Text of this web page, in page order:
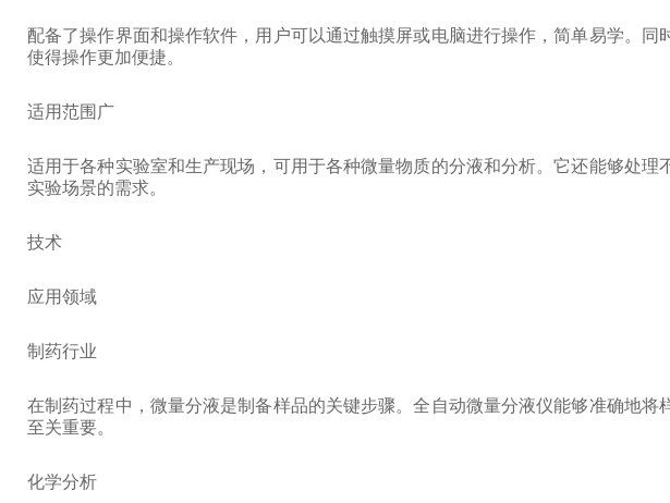
配备了操作界面和操作软件，用户可以通过触摸屏或电脑进行操作，简单易学。
使得操作更加便捷。
适用范围广
适用于各种实验室和生产现场，可用于各种微量物质的分液和分析。它还能够处
实验场景的需求。
技术
应用领域
制药行业
在制药过程中，微量分液是制备样品的关键步骤。全自动微量分液仪能够准确地
至关重要。
化学分析